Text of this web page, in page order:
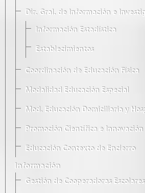
Dir. Gral. de Información e
Información Estadística
Establecimientos
Coordinación de Educación Física
Modalidad Educación Especial
Mod. Educación Domiciliaria y
Promoción Científica e Innovación
Educación Contexto de Encierro
Información
Gestión de Cooperadoras